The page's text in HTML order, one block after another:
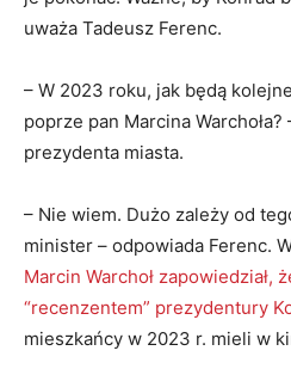
uważa Tadeusz Ferenc.
– W 2023 roku, jak będą
poprze pan Marcina Warchoła?
prezydenta miasta.
– Nie wiem. Dużo zależy od
minister – odpowiada Ferenc.
Marcin Warchoł zapowiedział,
“recenzentem” prezydentury
mieszkańcy w 2023 r. mieli w